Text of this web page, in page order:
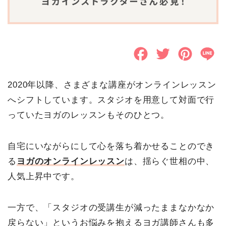
o
o
i
e
r
n
r
e
2020年以降、さまざまな講座がオンラインレッスン
へシフトしています。スタジオを用意して対面で行
っていたヨガのレッスンもそのひとつ。
自宅にいながらにして心を落ち着かせることのでき
る ヨガのオンラインレッスンは、揺らぐ世相の中、
人気上昇中です。
一方で、「スタジオの受講生が減ったままなかなか
戻らない」というお悩みを抱えるヨガ講師さんも多